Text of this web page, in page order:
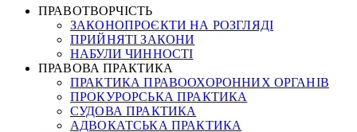
ПРАВОТВОРЧІСТЬ
ЗАКОНОПРОЄКТИ НА РОЗГЛЯДІ
ПРИЙНЯТІ ЗАКОНИ
НАБУЛИ ЧИННОСТІ
ПРАВОВА ПРАКТИКА
ПРАКТИКА ПРАВООХОРОННИХ ОРГАНІВ
ПРОКУРОРСЬКА ПРАКТИКА
СУДОВА ПРАКТИКА
АДВОКАТСЬКА ПРАКТИКА